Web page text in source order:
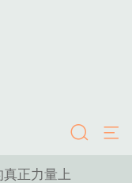
正力量上